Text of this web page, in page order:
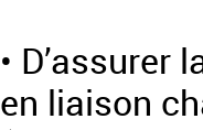
•
en liaison